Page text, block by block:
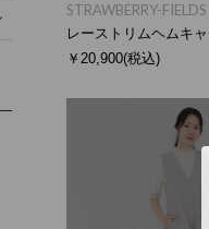
STRAWBERRY-FIELDS
レーストリムヘムキ
￥20,900(税込)